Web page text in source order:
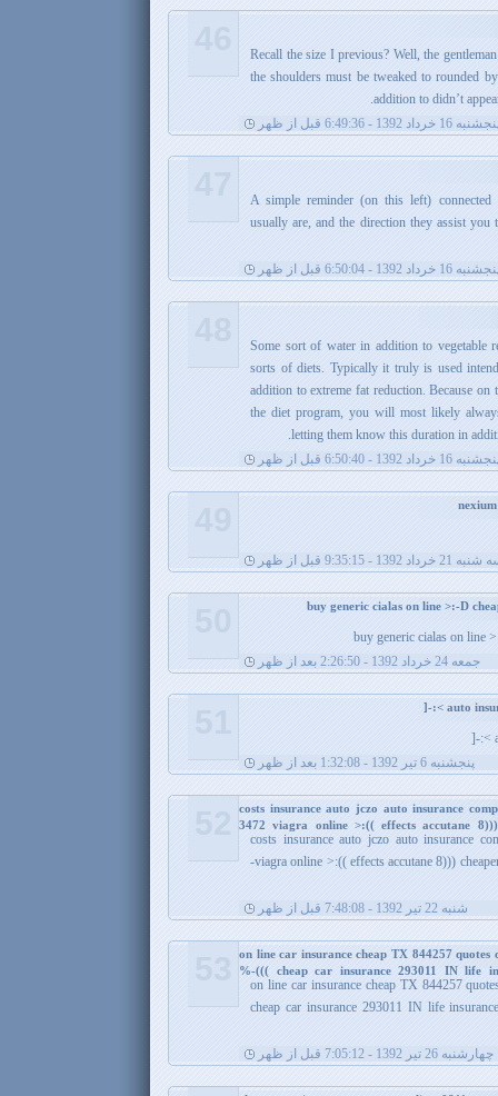
Recall the size I previous? Well, the
the shoulders must be tweaked to rounded
addition to didn’t
16 خرداد 1392 - 6:49:36 قبل از ظهر
A simple reminder (on this left)
usually are, and the direction they assist
16 خرداد 1392 - 6:50:04 قبل از ظهر
Some sort of water in addition to vegetable
sorts of diets. Typically it truly is used
addition to extreme fat reduction. Because on
the diet program, you will most likely
letting them know this duration in
16 خرداد 1392 - 6:50:40 قبل از ظهر
21 خرداد 1392 - 9:35:15 قبل از ظهر
buy generic cialas on line
جمعه 24 خرداد 1392 - 2:26:50 بعد از ظهر
پنجشنبه 6 تیر 1392 - 1:32:08 بعد از ظهر
costs insurance auto jczo auto insurance
3472 viagra online >:(( effects accutane
costs insurance auto jczo auto insurance
viagra online >:(( effects accutane 8))) cheaper cialis =OOO auto cheap insurance 8-
شنبه 22 تیر 1392 - 7:48:08 قبل از ظهر
on line car insurance cheap TX 844257 quotes
%-((( cheap car insurance 293011 IN life
on line car insurance cheap TX 844257
cheap car insurance 293011 IN life
چهارشنبه 26 تیر 1392 - 7:05:12 قبل از ظهر